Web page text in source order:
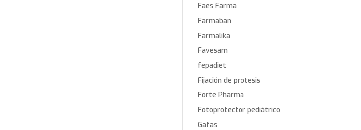
Faes Farma
Farmaban
Farmalika
Favesam
fepadiet
Fijación de protesis
Forte Pharma
Fotoprotector pediátrico
Gafas